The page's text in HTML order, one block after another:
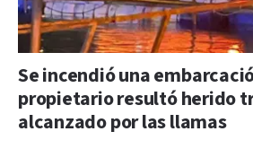
Se incendió una
propietario resultó herido
alcanzado por las llamas